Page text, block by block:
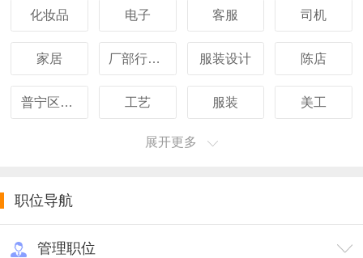
化妆品 电子 客服 司机
家居 厂部行政助理 服装设计 陈店
普宁区域销售经理 工艺 服装 美工
展开更多
职位导航
管理职位